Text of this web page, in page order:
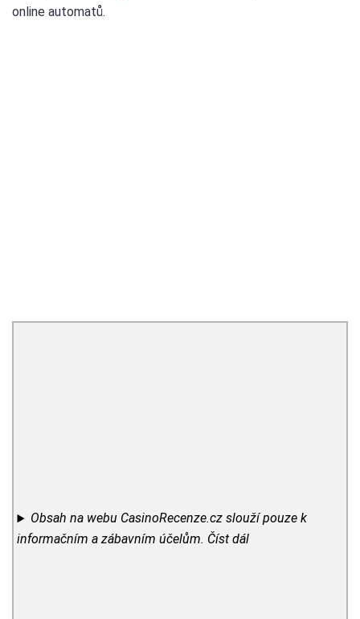
online automatů.
Obsah na webu CasinoRecenze.cz slouží pouze k
informačním a zábavním účelům. Číst dál